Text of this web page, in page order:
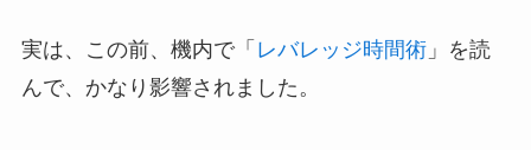
実は、この前、機内で「 レバレッジ時間術」を読
んで、かなり影響されました。